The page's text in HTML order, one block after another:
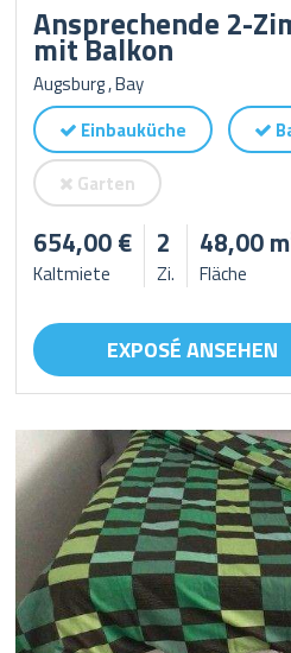
Ansprechende 2-
mit Balkon
Augsburg , Bay
Einbauküche
Garten
654,00 €
Kaltmiete
2
Zi.
48,00
Fläche
EXPOSÉ ANSEHEN